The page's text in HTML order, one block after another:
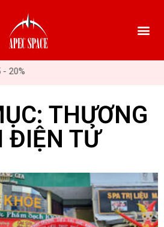
THƯƠNG
ĐIỆN TỬ